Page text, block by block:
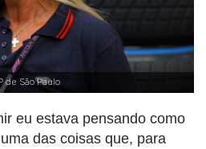
de São Paulo
eu estava pensando como
das coisas que, para